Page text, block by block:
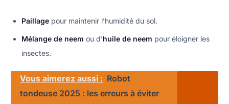
Paillage pour maintenir l’humidité du sol.
Mélange de neem ou d’huile de neem pour éloigner les
insectes.
Vous aimerez aussi : Robot
tondeuse 2025 : les erreurs à éviter